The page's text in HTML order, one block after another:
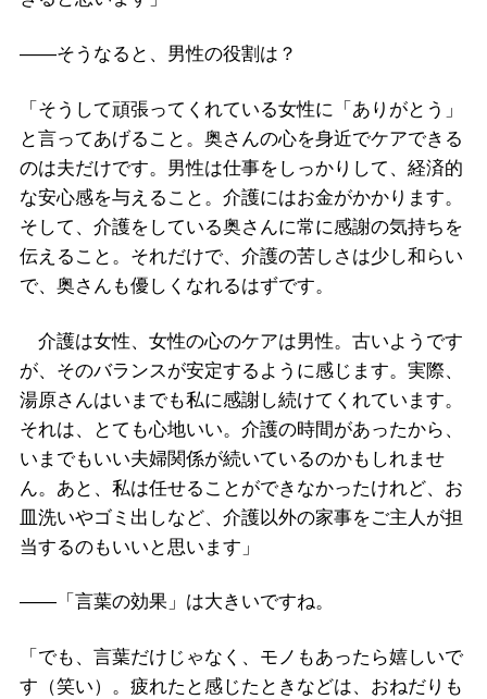
――そうなると、男性の役割は？
「そうして頑張ってくれている女性に「ありがとう」
と言ってあげること。奥さんの心を身近でケアできる
のは夫だけです。男性は仕事をしっかりして、経済的
な安心感を与えること。介護にはお金がかかります。
そして、介護をしている奥さんに常に感謝の気持ちを
伝えること。それだけで、介護の苦しさは少し和らい
で、奥さんも優しくなれるはずです。
介護は女性、女性の心のケアは男性。古いようです
が、そのバランスが安定するように感じます。実際、
湯原さんはいまでも私に感謝し続けてくれています。
それは、とても心地いい。介護の時間があったから、
いまでもいい夫婦関係が続いているのかもしれませ
ん。あと、私は任せることができなかったけれど、お
皿洗いやゴミ出しなど、介護以外の家事をご主人が担
当するのもいいと思います」
――「言葉の効果」は大きいですね。
「でも、言葉だけじゃなく、モノもあったら嬉しいで
す（笑い）。疲れたと感じたときなどは、おねだりも